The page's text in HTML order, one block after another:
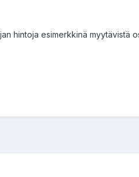
hintoja esimerkkinä myytävistä